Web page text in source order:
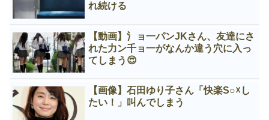
れ続ける
【動画】氵ョ一パンJKさん、友達にさ
れた力ン千ョ一がなんか違う穴に入っ
てしまう😍
【画像】石田ゆり子さん「快楽S○☓し
たい！」叫んでしまう